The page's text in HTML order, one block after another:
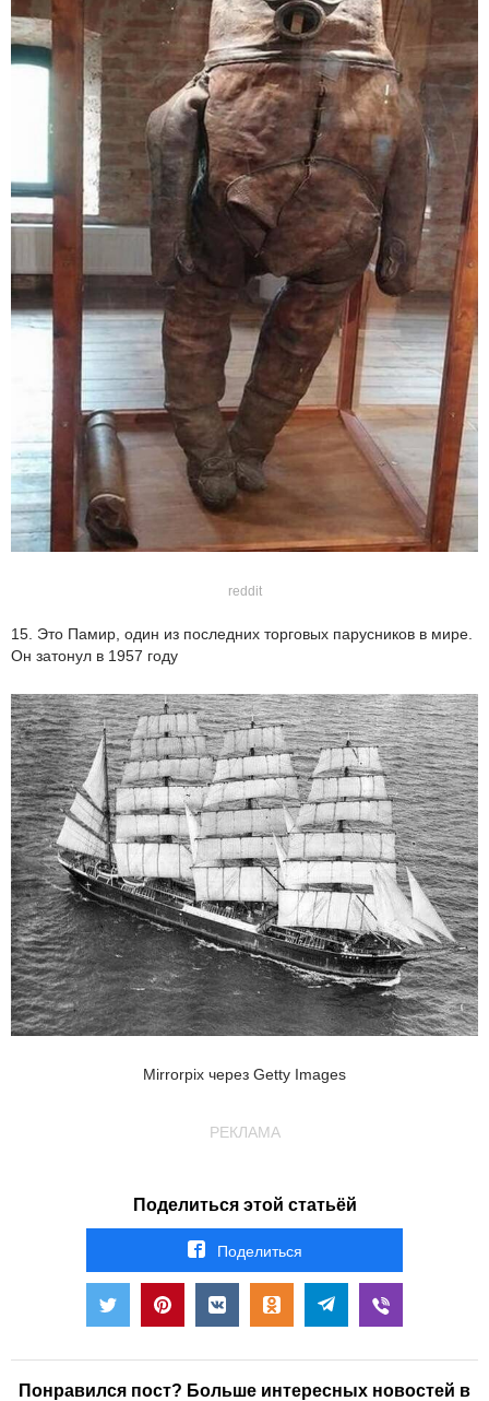
reddit
15. Это Памир, один из последних торговых парусников в мире.
Он затонул в 1957 году
Mirrorpix через Getty Images
РЕКЛАМА
Поделиться этой статьёй
Поделиться
Понравился пост? Больше интересных новостей в